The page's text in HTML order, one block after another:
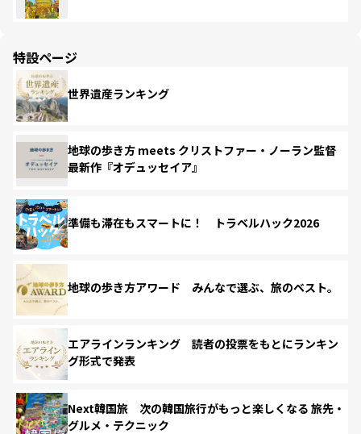
特設ページ
世界遺産ランキング
地球の歩き方 meets クリストファー・ノーラン監督
最新作『オデュッセイア』
準備も滞在もスマートに！ トラベルハック2026
地球の歩き方アワード みんなで選ぶ、旅のベスト。
エアラインランキング 読者の投票をもとにランキン
グ形式で発表
Next韓国旅 次の韓国旅行がもっと楽しくなる 旅先・
グルメ・テクニック